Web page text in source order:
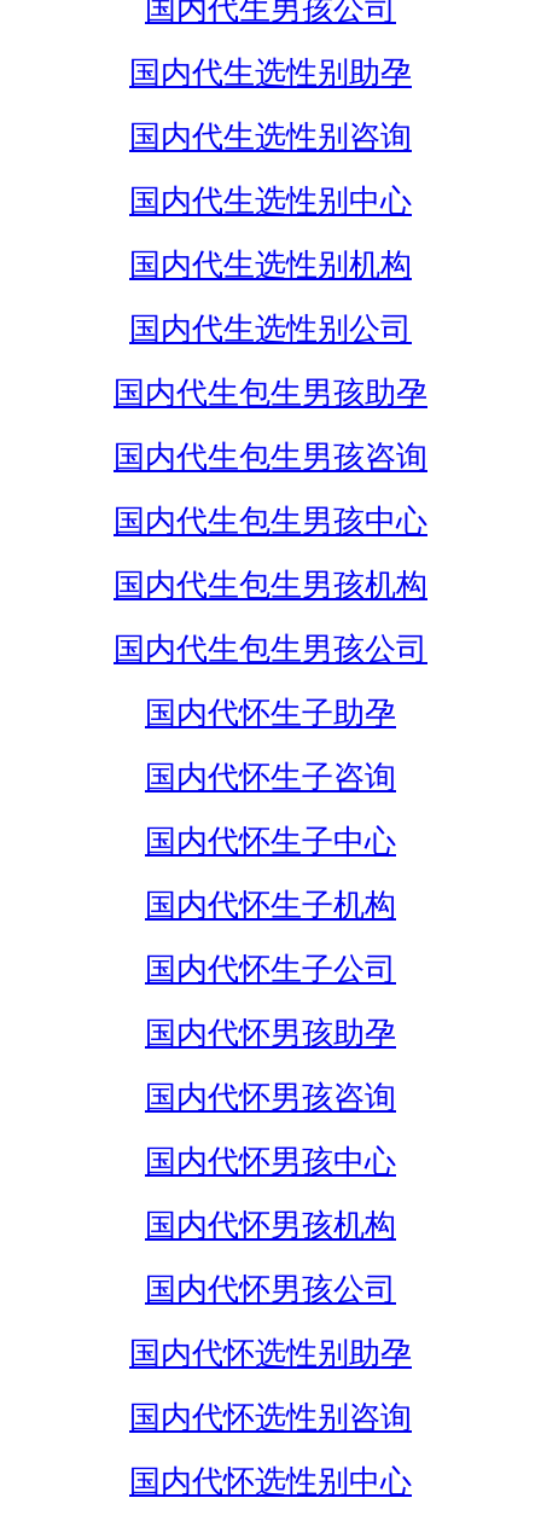
国内代生男孩公司
国内代生选性别助孕
国内代生选性别咨询
国内代生选性别中心
国内代生选性别机构
国内代生选性别公司
国内代生包生男孩助孕
国内代生包生男孩咨询
国内代生包生男孩中心
国内代生包生男孩机构
国内代生包生男孩公司
国内代怀生子助孕
国内代怀生子咨询
国内代怀生子中心
国内代怀生子机构
国内代怀生子公司
国内代怀男孩助孕
国内代怀男孩咨询
国内代怀男孩中心
国内代怀男孩机构
国内代怀男孩公司
国内代怀选性别助孕
国内代怀选性别咨询
国内代怀选性别中心